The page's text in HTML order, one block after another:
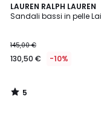
LAUREN RALPH LAUREN
Sandali bassi in pelle
145,00 €
130,50 € -10%
5
/
5
/